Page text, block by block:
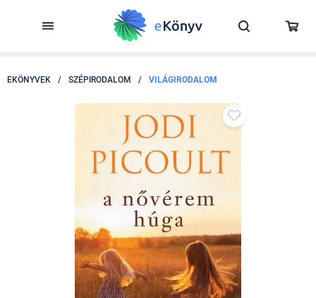
EKÖNYVEK / SZÉPIRODALOM / VILÁGIRODALOM